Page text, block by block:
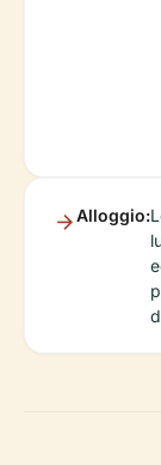
Alloggio: